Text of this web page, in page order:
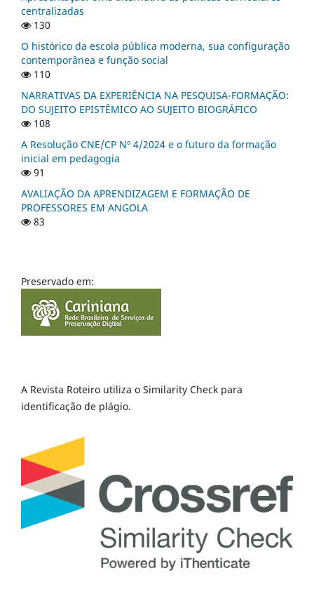
centralizadas
130
O histórico da escola pública moderna, sua configuração
contemporânea e função social
110
NARRATIVAS DA EXPERIÊNCIA NA PESQUISA-FORMAÇÃO:
DO SUJEITO EPISTÊMICO AO SUJEITO BIOGRÁFICO
108
A Resolução CNE/CP Nº 4/2024 e o futuro da formação
inicial em pedagogia
91
AVALIAÇÃO DA APRENDIZAGEM E FORMAÇÃO DE
PROFESSORES EM ANGOLA
83
Preservado em:
A Revista Roteiro utiliza o Similarity Check para
identificação de plágio.